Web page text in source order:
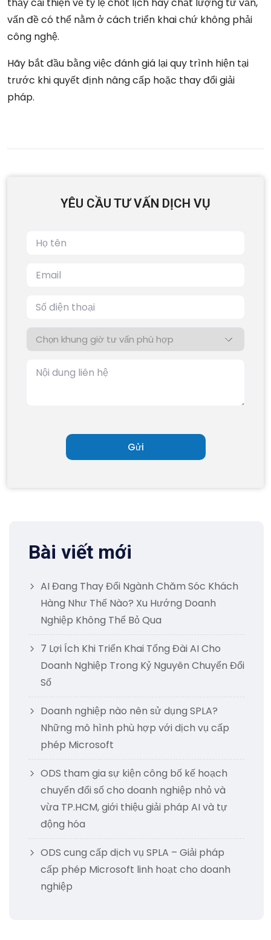
thấy cải thiện về tỷ lệ chốt lịch hay chất lượng tư vấn,
vấn đề có thể nằm ở cách triển khai chứ không phải
công nghệ.
Hãy bắt đầu bằng việc đánh giá lại quy trình hiện tại
trước khi quyết định nâng cấp hoặc thay đổi giải
pháp.
YÊU CẦU TƯ VẤN DỊCH VỤ
Bài viết mới
AI Đang Thay Đổi Ngành Chăm Sóc Khách
Hàng Như Thế Nào? Xu Hướng Doanh
Nghiệp Không Thể Bỏ Qua
7 Lợi Ích Khi Triển Khai Tổng Đài AI Cho
Doanh Nghiệp Trong Kỷ Nguyên Chuyển Đổi
Số
Doanh nghiệp nào nên sử dụng SPLA?
Những mô hình phù hợp với dịch vụ cấp
phép Microsoft
ODS tham gia sự kiện công bố kế hoạch
chuyển đổi số cho doanh nghiệp nhỏ và
vừa TP.HCM, giới thiệu giải pháp AI và tự
động hóa
ODS cung cấp dịch vụ SPLA – Giải pháp
cấp phép Microsoft linh hoạt cho doanh
nghiệp